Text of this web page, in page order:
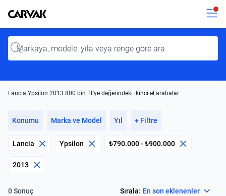
Kavak
Input
Lancia Ypsilon 2013 800 bin TL'ye değerindeki ikinci el arabalar
Konumu Marka ve Model Yıl + Filtre
Lancia Ypsilon ₺790.000 - ₺900.000
2013
0 Sonuç Sırala: En son eklenenler